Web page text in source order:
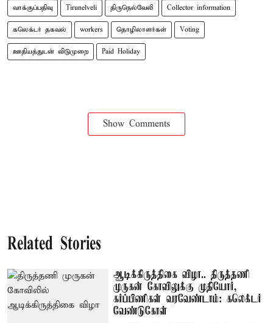
வாக்குப்பதிவு Tirunelveli திருநெல்வேலி Collector information
கலெக்டர் தகவல் workers தொழிலாளர்கள் Voting
ஊதியத்துடன் விடுமுறை Paid Holiday
Show Comments
Related Stories
ஆடிக்கிருத்திகை விழா.. திருத்தணி
முருகன் கோவிலுக்கு முதியோர்,
கர்ப்பிணிகள் வரவேண்டாம்: கலெக்டர்
வேண்டுகோள்